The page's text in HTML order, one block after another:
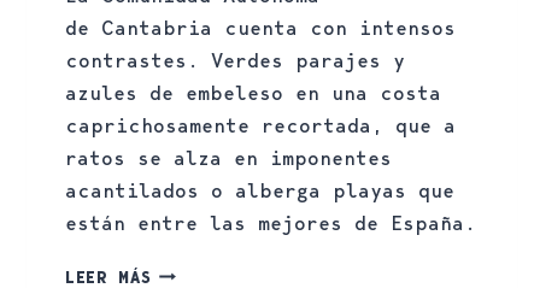
de Cantabria cuenta con intensos
contrastes. Verdes parajes y
azules de embeleso en una costa
caprichosamente recortada, que a
ratos se alza en imponentes
acantilados o alberga playas que
están entre las mejores de España.
LEER MÁS